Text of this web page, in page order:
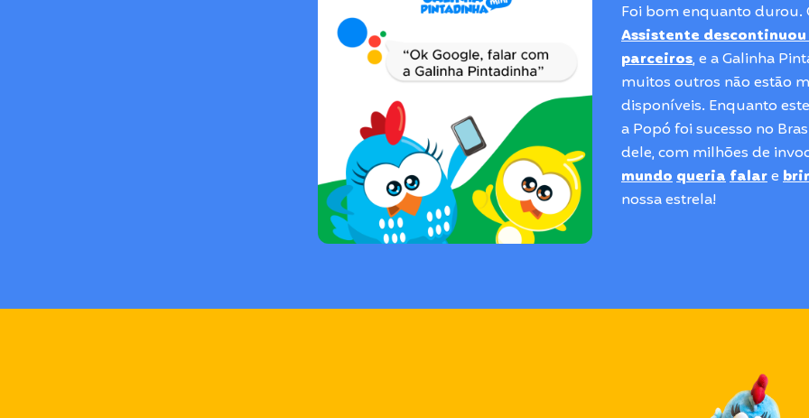
Foi bom enquanto durou.
Assistente descontinuou
parceiros, e a Galinha
muitos outros não estão
disponíveis. Enquanto
a Popó foi sucesso no
dele, com milhões de
mundoqueriafalare
nossa estrela!